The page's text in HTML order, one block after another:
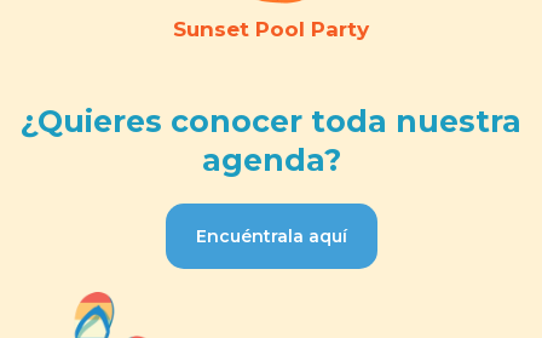
Sunset Pool Party
¿Quieres conocer toda nuestra
agenda?
Encuéntrala aquí